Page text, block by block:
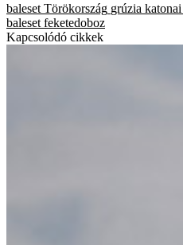
baleset Törökország grúzia
baleset feketedoboz
Kapcsolódó cikkek